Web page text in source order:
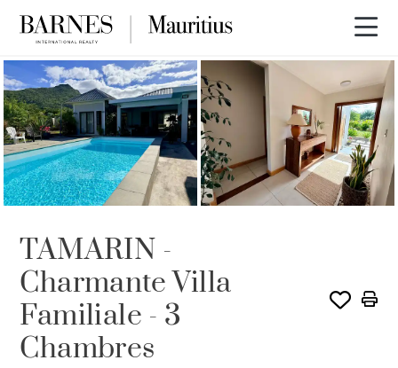
TAMARIN -
Charmante Villa
Familiale - 3
Chambres